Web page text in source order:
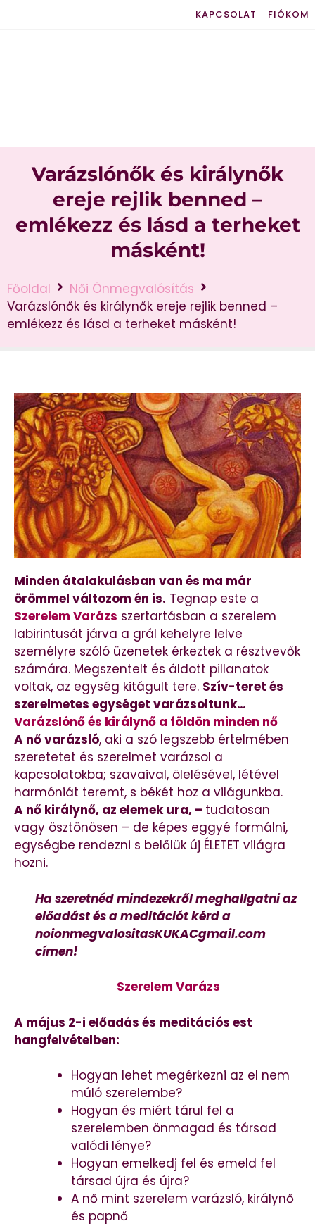
KAPCSOLAT FIÓKOM
Varázslónők és királynők
ereje rejlik benned –
emlékezz és lásd a terheket
másként!
Főoldal
Női Önmegvalósítás
Varázslónők és királynők ereje rejlik benned –
emlékezz és lásd a terheket másként!
Minden átalakulásban van és ma már
örömmel változom én is. Tegnap este a
Szerelem Varázs szertartásban a szerelem
labirintusát járva a grál kehelyre lelve
személyre szóló üzenetek érkeztek a résztvevők
számára. Megszentelt és áldott pillanatok
voltak, az egység kitágult tere. Szív-teret és
szerelmetes egységet varázsoltunk…
Varázslónő és királynő a földön minden nő
A nő varázsló, aki a szó legszebb értelmében
szeretetet és szerelmet varázsol a
kapcsolatokba; szavaival, ölelésével, létével
harmóniát teremt, s békét hoz a világunkba.
A nő királynő, az elemek ura, – tudatosan
vagy ösztönösen – de képes eggyé formálni,
egységbe rendezni s belőlük új ÉLETET világra
hozni.
Ha szeretnéd mindezekről meghallgatni az
előadást és a meditációt kérd a
noionmegvalositasKUKACgmail.com
címen!
Szerelem Varázs
A május 2-i előadás és meditációs est
hangfelvételben:
Hogyan lehet megérkezni az el nem
múló szerelembe?
Hogyan és miért tárul fel a
szerelemben önmagad és társad
valódi lénye?
Hogyan emelkedj fel és emeld fel
társad újra és újra?
A nő mint szerelem varázsló, királynő
és papnő